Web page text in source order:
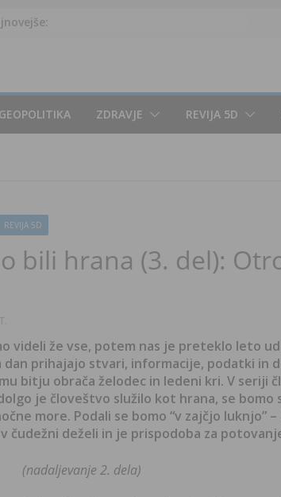
GEOPOLITIKA ZDRAVJE REVIJA 5D
REVIJA 5D
bili hrana (3. del):
videli že vse, potem nas je preteklo leto
dan prihajajo stvari, informacije, podatki in
bitju obrača želodec in ledeni kri. V seriji
je človeštvo služilo kot hrana, se
more. Podali se bomo “v zajčjo luknjo”
v čudežni deželi in je prispodoba za
(nadaljevanje 2. dela)